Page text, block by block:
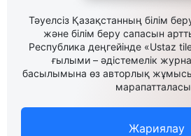
Тәуелсіз Қазақстанның білім
және білім беру сапасын
Республика деңгейінде «Ustaz
ғылыми – әдістемелік
басылымына өз авторлық
Жариялау